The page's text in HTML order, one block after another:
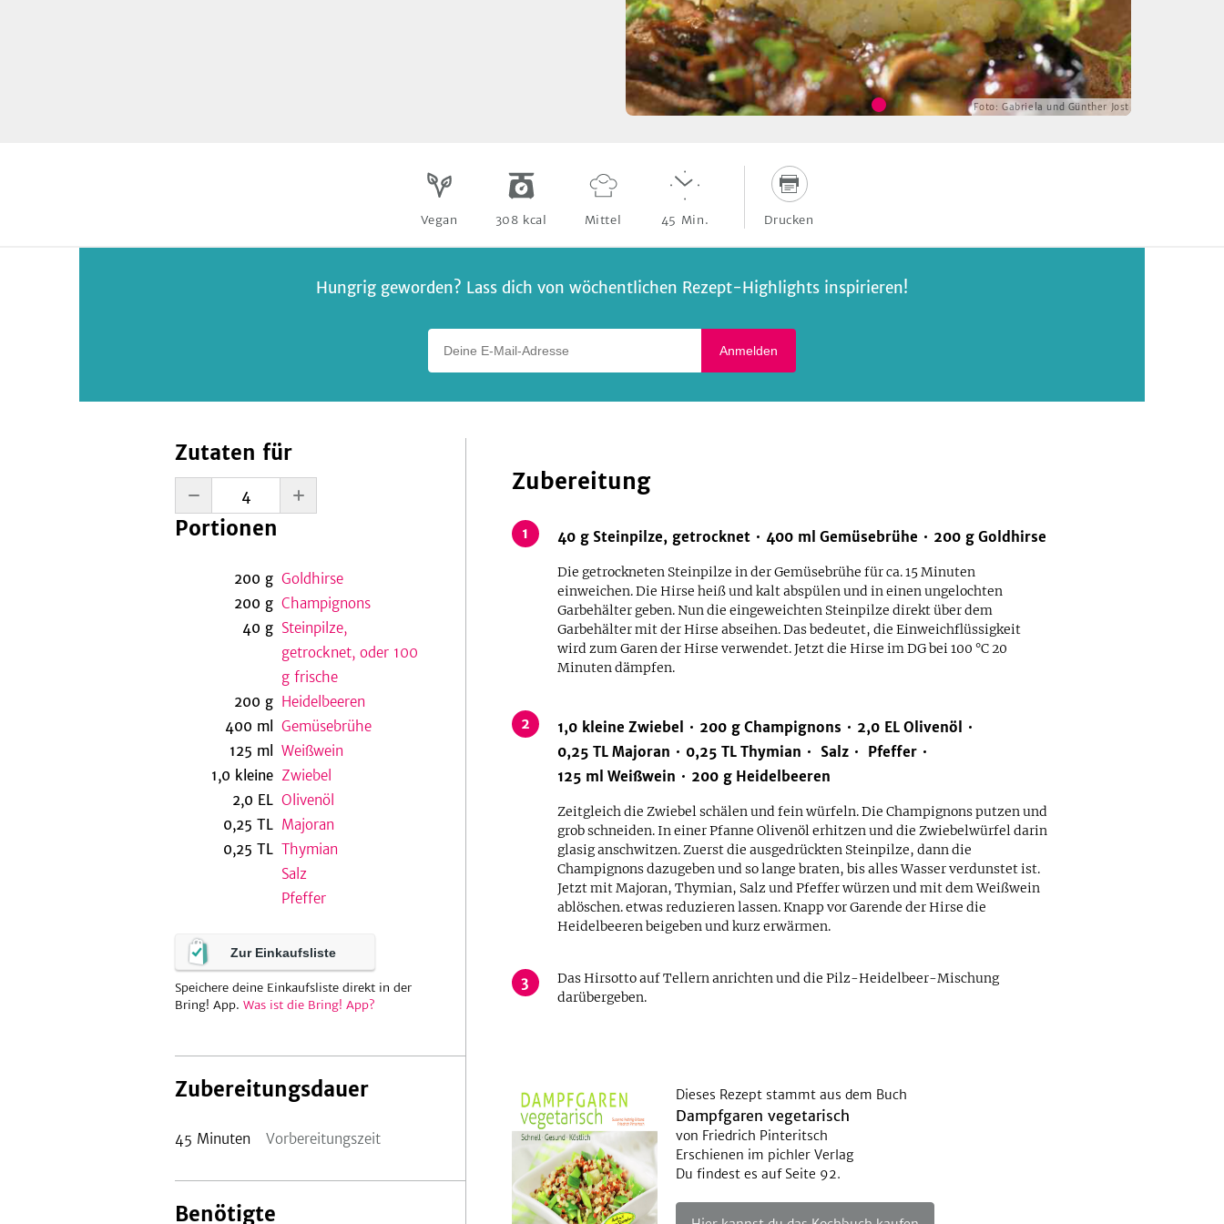
Foto: Gabriela und Günther Jost
Vegan 308 kcal Mittel 45 Min. Drucken
Hungrig geworden? Lass dich von wöchentlichen Rezept-Highlights inspirieren!
Anmelden
Zutaten für
Portionen
200 g Goldhirse
200 g Champignons
40 g Steinpilze,
getrocknet, oder 100
g frische
200 g Heidelbeeren
400 ml
Gemüsebrühe
125 ml
Weißwein
1,0 kleine Zwiebel
2,0 EL Olivenöl
0,25 TL Majoran
0,25 TL Thymian
Salz
Pfeffer
Zur Einkaufsliste
Speichere deine Einkaufsliste direkt in der
Bring! App. Was ist die Bring! App?
Zubereitungsdauer
45 Minuten Vorbereitungszeit
Benötigte
Zubereitung
1 40 g Steinpilze, getrocknet 400 ml Gemüsebrühe 200 g Goldhirse
Die getrockneten Steinpilze in der Gemüsebrühe für ca. 15 Minuten
einweichen. Die Hirse heiß und kalt abspülen und in einen ungelochten
Garbehälter geben. Nun die eingeweichten Steinpilze direkt über dem
Garbehälter mit der Hirse abseihen. Das bedeutet, die Einweichflüssigkeit
wird zum Garen der Hirse verwendet. Jetzt die Hirse im DG bei 100 °C 20
Minuten dämpfen.
2 1,0 kleine Zwiebel 200 g Champignons 2,0 EL Olivenöl
0,25 TL Majoran 0,25 TL Thymian Salz
Pfeffer
125 ml Weißwein 200 g Heidelbeeren
Zeitgleich die Zwiebel schälen und fein würfeln. Die Champignons putzen und
grob schneiden. In einer Pfanne Olivenöl erhitzen und die Zwiebelwürfel darin
glasig anschwitzen. Zuerst die ausgedrückten Steinpilze, dann die
Champignons dazugeben und so lange braten, bis alles Wasser verdunstet ist.
Jetzt mit Majoran, Thymian, Salz und Pfeffer würzen und mit dem Weißwein
ablöschen. etwas reduzieren lassen. Knapp vor Garende der Hirse die
Heidelbeeren beigeben und kurz erwärmen.
3
Das Hirsotto auf Tellern anrichten und die Pilz-Heidelbeer-Mischung
darübergeben.
Dieses Rezept stammt aus dem Buch
Dampfgaren vegetarisch
von Friedrich Pinteritsch
Erschienen im pichler Verlag
Du findest es auf Seite 92.